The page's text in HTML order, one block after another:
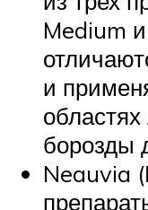
Medium
и
борозды
Neauvia